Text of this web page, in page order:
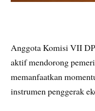
Anggota Komisi VII
aktif mendorong
memanfaatkan
instrumen penggerak